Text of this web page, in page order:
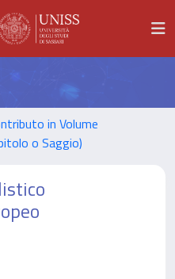
in Volume
o Saggio)